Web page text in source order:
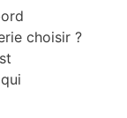
choisir ?